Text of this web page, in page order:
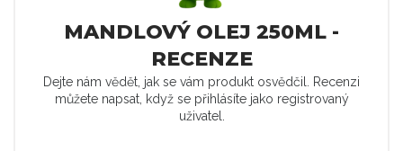
MANDLOVÝ OLEJ 250ML -
RECENZE
Dejte nám vědět, jak se vám produkt osvědčil. Recenzi
můžete napsat, když se přihlásíte jako registrovaný
uživatel.